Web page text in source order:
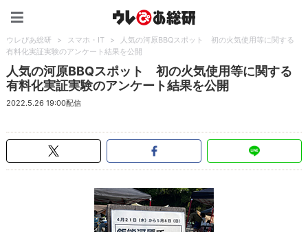
ウレぴあ総研 > スマホ・IT >
人気の河原BBQスポット 初の火気使用等に関する
有料化実証実験のアンケート結果を公開
人気の河原BBQスポット 初の火気使用等に関する
有料化実証実験のアンケート結果を公開
2022.5.26 19:00配信